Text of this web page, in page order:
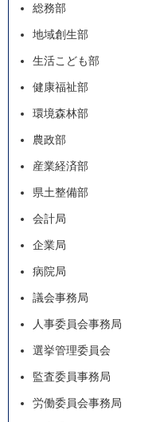
総務部
地域創生部
生活こども部
健康福祉部
環境森林部
農政部
産業経済部
県土整備部
会計局
企業局
病院局
議会事務局
人事委員会事務局
選挙管理委員会
監査委員事務局
労働委員会事務局